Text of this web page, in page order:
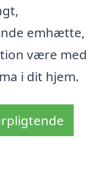
emhætte,
være med
i dit hjem.